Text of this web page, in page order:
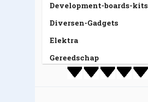
Development-boards-kits
Diversen-Gadgets
Elektra
Gereedschap
GSM-Tablet-Navigatie